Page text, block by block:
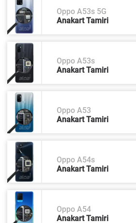
Oppo A53s 5G
Anakart Tamiri
Oppo A53s
Anakart Tamiri
Oppo A53
Anakart Tamiri
Oppo A54s
Anakart Tamiri
Oppo A54
Anakart Tamiri